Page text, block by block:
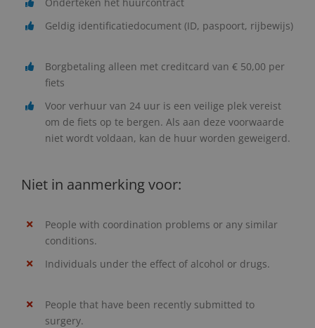
Geldig identificatiedocument (ID, paspoort, rijbewijs)
Borgbetaling alleen met creditcard van € 50,00 per
fiets
Voor verhuur van 24 uur is een veilige plek vereist
om de fiets op te bergen. Als aan deze voorwaarde
niet wordt voldaan, kan de huur worden geweigerd.
Niet in aanmerking voor:
People with coordination problems or any similar
conditions.
Individuals under the effect of alcohol or drugs.
People that have been recently submitted to
surgery.